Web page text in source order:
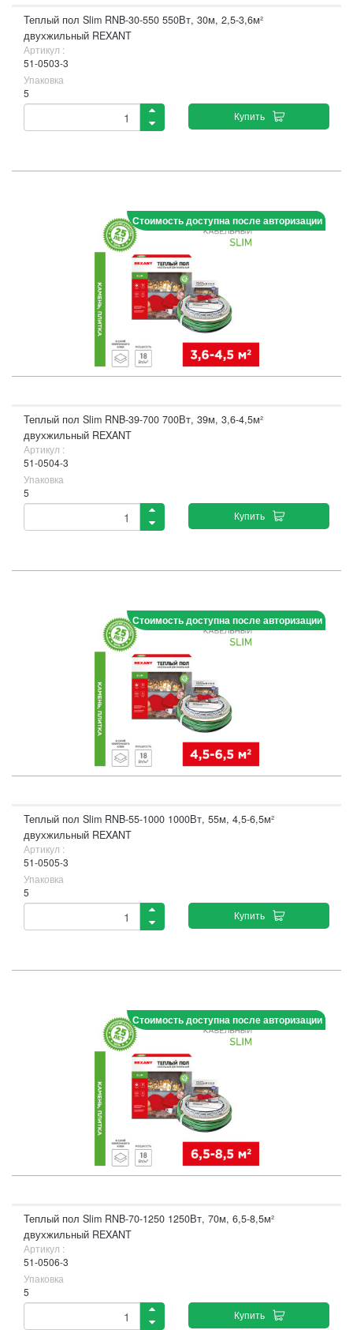
Теплый пол Slim RNB-30-550 550Вт, 30м, 2,5-3,6м²
двухжильный REXANT
Артикул :
51-0503-3
Упаковка
5
Купить
Стоимость доступна после авторизации
Теплый пол Slim RNB-39-700 700Вт, 39м, 3,6-4,5м²
двухжильный REXANT
Артикул :
51-0504-3
Упаковка
5
Купить
Стоимость доступна после авторизации
Теплый пол Slim RNB-55-1000 1000Вт, 55м, 4,5-6,5м²
двухжильный REXANT
Артикул :
51-0505-3
Упаковка
5
Купить
Стоимость доступна после авторизации
Теплый пол Slim RNB-70-1250 1250Вт, 70м, 6,5-8,5м²
двухжильный REXANT
Артикул :
51-0506-3
Упаковка
5
Купить